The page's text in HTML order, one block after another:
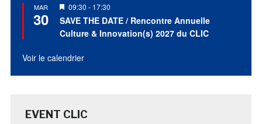
MAR
30
Mis
en
avant
09:30 - 17:30
SAVE THE DATE / Rencontre Annuelle
Culture & Innovation(s) 2027 du CLIC
Voir le calendrier
EVENT CLIC